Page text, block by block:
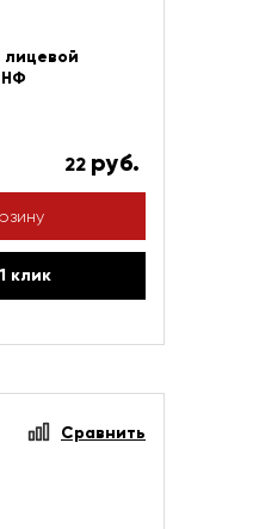
НФ
22 руб.
клик
Сравнить